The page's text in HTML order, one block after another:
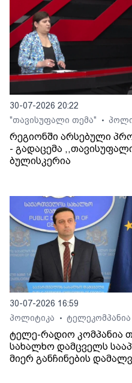
30-07-2026 20:22
"თავისუფალი თემა"
•
რეგიონში არსებული
- გადაცემა
ბულისკერია
30-07-2026 16:59
პოლიტიკა
•
ტელე-რადიო კომპანია
სახალხო დამცველს
მიერ განჩინების